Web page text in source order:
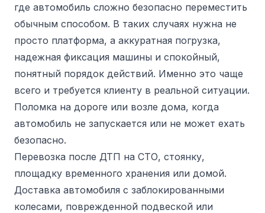
где автомобиль сложно безопасно переместить
обычным способом. В таких случаях нужна не
просто платформа, а аккуратная погрузка,
надежная фиксация машины и спокойный,
понятный порядок действий. Именно это чаще
всего и требуется клиенту в реальной ситуации.
Поломка на дороге или возле дома, когда
автомобиль не запускается или не может ехать
безопасно.
Перевозка после ДТП на СТО, стоянку,
площадку временного хранения или домой.
Доставка автомобиля с заблокированными
колесами, поврежденной подвеской или